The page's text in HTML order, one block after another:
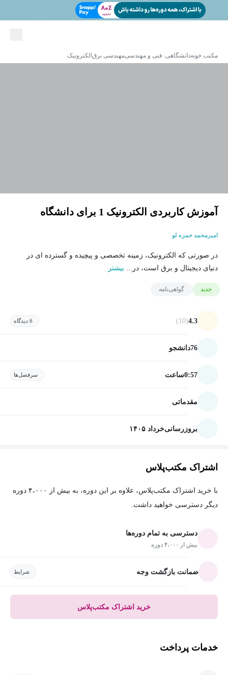
مکتب خونهدانشگاهی: فنی و مهندسیمهندسی برق الکترونیک
آموزش کاربردی الکترونیک 1 برای دانشگاه
امیرمحمد حمزه لو
در صورتی که الکترونیک، زمینه تخصصی و پیچیده و گسترده ای در
دنیای دیجیتال و برق است، در... بیشتر
جدید گواهی‌نامه
4.3
(10) 6 دیدگاه
76دانشجو
0:57ساعت سرفصل‌ها
مقدماتی
بروزرسانیخرداد ۱۴۰۵
اشتراک مکتب‌پلاس
با خرید اشتراک مکتب‌پلاس، علاوه بر این دوره، به بیش از ۴،۰۰۰ دوره
دیگر دسترسی خواهید داشت.
دسترسی به تمام دوره‌ها
بیش از ۴،۰۰۰ دوره
ضمانت بازگشت وجه شرایط
خرید اشتراک مکتب‌پلاس
خدمات پرداخت